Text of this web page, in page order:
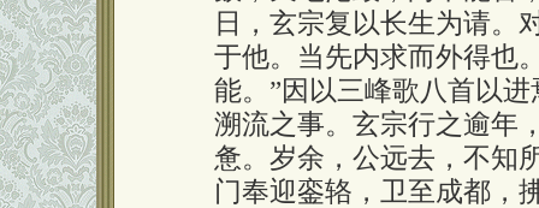
日，玄宗复以长生为请。
于他。当先内求而外得也
能。”因以三峰歌八首以
溯流之事。玄宗行之逾年
惫。岁余，公远去，不知
门奉迎銮辂，卫至成都，